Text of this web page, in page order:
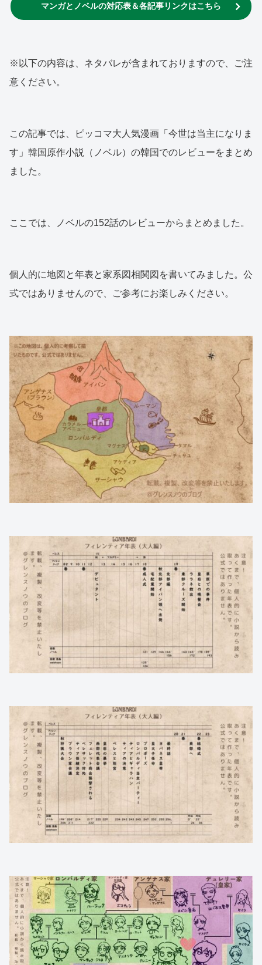
マンガとノベルの対応表＆各記事リンクはこちら
※以下の内容は、ネタバレが含まれておりますので、ご注
意ください。
この記事では、ピッコマ大人気漫画「今世は当主になりま
す」韓国原作小説（ノベル）の韓国でのレビューをまとめ
ました。
ここでは、ノベルの152話のレビューからまとめました。
個人的に地図と年表と家系図相関図を書いてみました。公
式ではありませんので、ご参考にお楽しみください。